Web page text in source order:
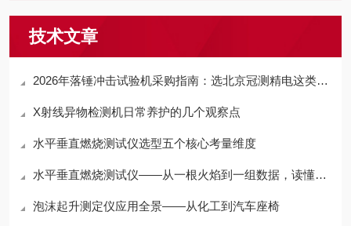
技术文章
2026年落锤冲击试验机采购指南：选北京冠测精电这类靠谱厂家更省心
X射线异物检测机日常养护的几个观察点
水平垂直燃烧测试仪选型五个核心考量维度
水平垂直燃烧测试仪——从一根火焰到一组数据，读懂材料的“防火基因”
泡沫起升测定仪应用全景——从化工到汽车座椅